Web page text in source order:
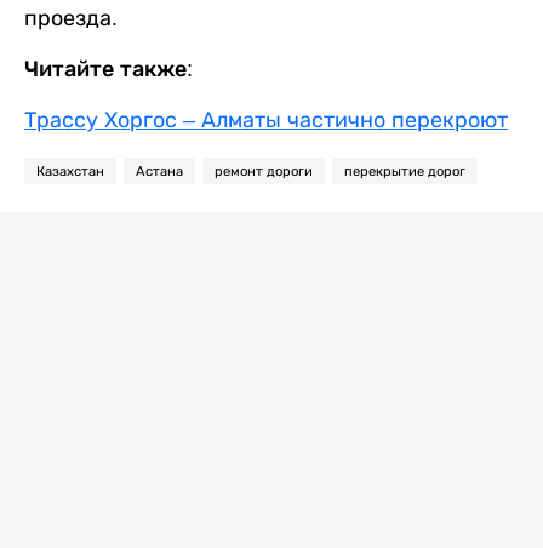
проезда.
Читайте также:
Трассу Хоргос – Алматы частично перекроют
Казахстан Астана ремонт дороги перекрытие дорог